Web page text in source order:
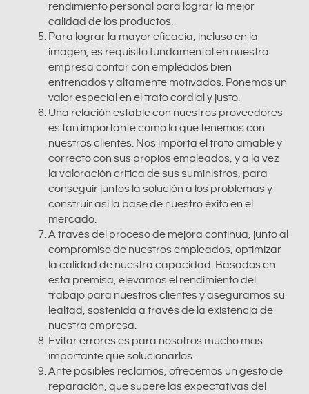
rendimiento personal para lograr la mejor
calidad de los productos.
Para lograr la mayor eficacia, incluso en la
imagen, es requisito fundamental en nuestra
empresa contar con empleados bien
entrenados y altamente motivados. Ponemos un
valor especial en el trato cordial y justo.
Una relación estable con nuestros proveedores
es tan importante como la que tenemos con
nuestros clientes. Nos importa el trato amable y
correcto con sus propios empleados, y a la vez
la valoración crítica de sus suministros, para
conseguir juntos la solución a los problemas y
construir así la base de nuestro éxito en el
mercado.
A través del proceso de mejora continua, junto al
compromiso de nuestros empleados, optimizar
la calidad de nuestra capacidad. Basados en
esta premisa, elevamos el rendimiento del
trabajo para nuestros clientes y aseguramos su
lealtad, sostenida a través de la existencia de
nuestra empresa.
Evitar errores es para nosotros mucho mas
importante que solucionarlos.
Ante posibles reclamos, ofrecemos un gesto de
reparación, que supere las expectativas del